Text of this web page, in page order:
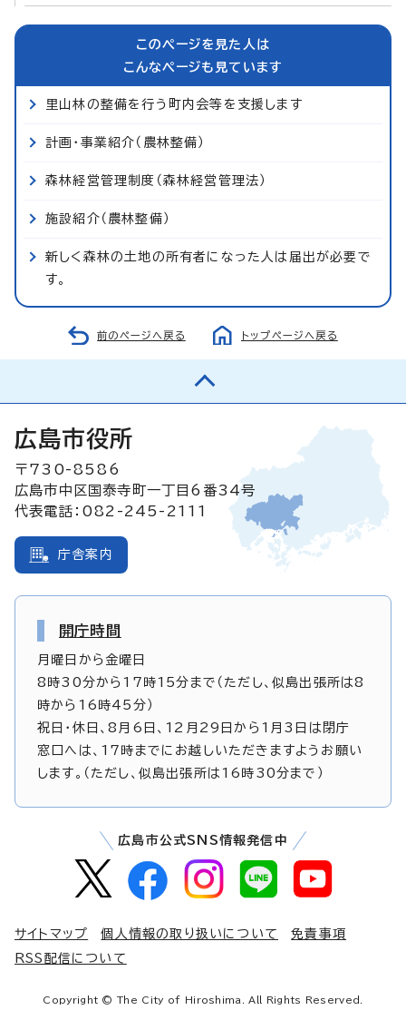
このページを見た人は
こんなページも見ています
里山林の整備を行う町内会等を支援します
計画・事業紹介（農林整備）
森林経営管理制度（森林経営管理法）
施設紹介（農林整備）
新しく森林の土地の所有者になった人は届出が必要で
す。
前のページへ戻る トップページへ戻る
広島市役所
〒730-8586
広島市中区国泰寺町一丁目6番34号
代表電話：082-245-2111
庁舎案内
開庁時間
月曜日から金曜日
8時30分から17時15分まで（ただし、似島出張所は8
時から16時45分）
祝日・休日、8月6日、12月29日から1月3日は閉庁
窓口へは、17時までにお越しいただきますようお願い
します。（ただし、似島出張所は16時30分まで）
広島市公式SNS情報発信中
サイトマップ 個人情報の取り扱いについて
免責事項
RSS配信について
Copyright © The City of Hiroshima. All Rights Reserved.